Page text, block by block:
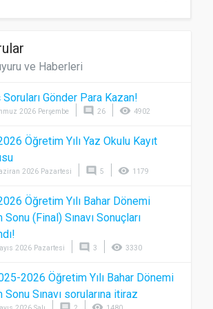
ve Haberleri
Soruları Gönder Para Kazan!
2026 Perşembe comment 26 visibility 4902
Öğretim Yılı Yaz Okulu Kayıt
2026 Pazartesi comment 5 visibility 1179
Öğretim Yılı Bahar Dönemi
Sonu (Final) Sınavı Sonuçları
2026 Pazartesi comment 3 visibility 3330
2026 Öğretim Yılı Bahar Dönemi
Sonu Sınavı sorularına itiraz